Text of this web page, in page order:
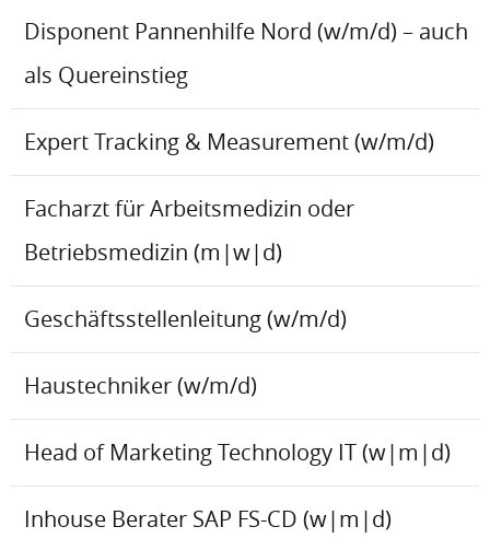
Disponent Pannenhilfe Nord (w/m/d) – auch
als Quereinstieg
Expert Tracking & Measurement (w/m/d)
Facharzt für Arbeitsmedizin oder
Betriebsmedizin (m|w|d)
Geschäftsstellenleitung (w/m/d)
Haustechniker (w/m/d)
Head of Marketing Technology IT (w|m|d)
Inhouse Berater SAP FS-CD (w|m|d)